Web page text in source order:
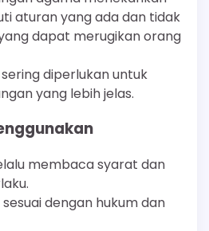
aturan yang ada dan tidak
dapat merugikan orang
diperlukan untuk
yang lebih jelas.
membaca syarat dan
dengan hukum dan